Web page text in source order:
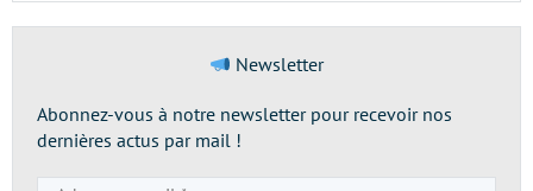
Newsletter
Abonnez-vous à notre newsletter pour recevoir nos
dernières actus par mail !